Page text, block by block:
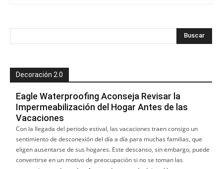
Decoración 2.0
Eagle Waterproofing Aconseja Revisar la
Impermeabilización del Hogar Antes de las
Vacaciones
Con la llegada del periodo estival, las vacaciones traen consigo un
sentimiento de desconexión del día a día para muchas familias, que
eligen ausentarse de sus hogares. Este descanso, sin embargo, puede
convertirse en un motivo de preocupación si no se toman las